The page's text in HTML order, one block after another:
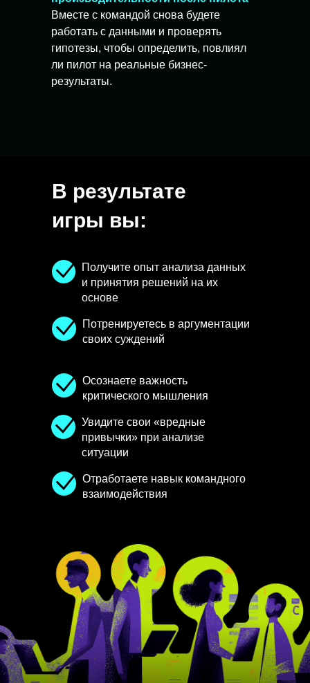
Вместе с командой снова будете
работать с данными и проверять
гипотезы, чтобы определить, повлиял
ли пилот на реальные бизнес-
результаты.
В результате
игры вы:
Отработаете навык командного
взаимодействия
Потренируетесь в аргументации
своих суждений
Осознаете важность
критического мышления
Увидите свои «вредные
привычки» при анализе
ситуации
Получите опыт анализа данных
и принятия решений на их
основе